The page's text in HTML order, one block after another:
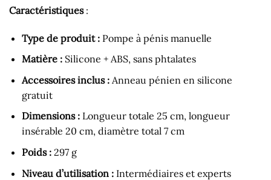
Caractéristiques:
Type de produit :Pompe à pénis manuelle
Matière :Silicone + ABS, sans phtalates
Accessoires inclus :Anneau pénien en silicone
gratuit
Dimensions :Longueur totale 25 cm, longueur
insérable 20 cm, diamètre total 7 cm
Poids :297 g
Niveau d’utilisation :Intermédiaires et experts